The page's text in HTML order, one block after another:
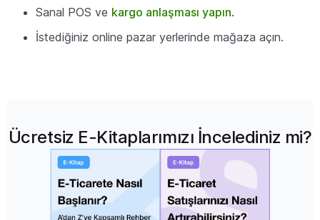
Sanal POS ve kargo anlaşması yapın.
İstediğiniz online pazar yerlerinde mağaza açın.
Ücretsiz E-Kitaplarımızı İncelediniz mi?